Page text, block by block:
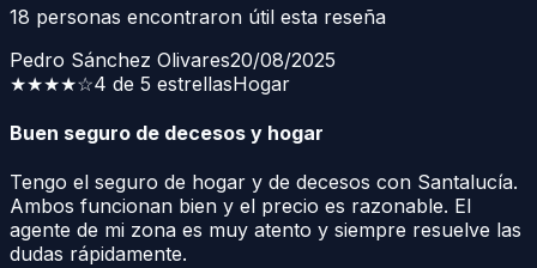
18 personas encontraron útil esta reseña
Pedro Sánchez Olivares20/08/2025
★★★★☆4 de 5 estrellasHogar
Buen seguro de decesos y hogar
Tengo el seguro de hogar y de decesos con Santalucía.
Ambos funcionan bien y el precio es razonable. El
agente de mi zona es muy atento y siempre resuelve las
dudas rápidamente.